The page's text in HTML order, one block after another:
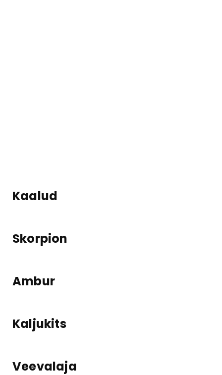
Kaalud
Skorpion
Ambur
Kaljukits
Veevalaja